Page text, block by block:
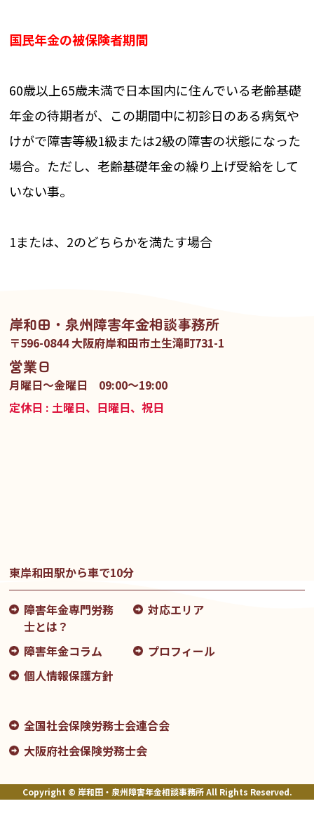
国民年金の被保険者期間
60歳以上65歳未満で日本国内に住んでいる老齢基礎
年金の待期者が、この期間中に初診日のある病気や
けがで障害等級1級または2級の障害の状態になった
場合。ただし、老齢基礎年金の繰り上げ受給をして
いない事。
1または、2のどちらかを満たす場合
岸和田・泉州障害年金相談事務所
〒596-0844 大阪府岸和田市土生滝町731-1
営業日
月曜日〜金曜日 09:00～19:00
定休日 : 土曜日、日曜日、祝日
東岸和田駅から車で10分
障害年金専門労務
士とは？
対応エリア
障害年金コラム
プロフィール
個人情報保護方針
全国社会保険労務士会連合会
大阪府社会保険労務士会
Copyright © 岸和田・泉州障害年金相談事務所 All Rights Reserved.